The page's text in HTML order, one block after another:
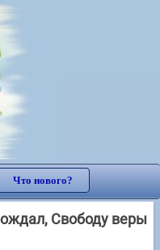
Что нового?
Свободу веры